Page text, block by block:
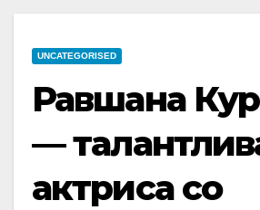
UNCATEGORISED
Равшана
—
актриса со